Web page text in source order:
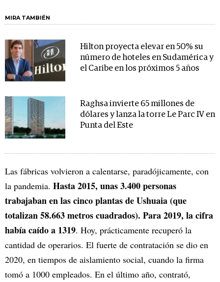
MIRA TAMBIÉN
Hilton proyecta elevar en 50% su
número de hoteles en Sudamérica y
el Caribe en los próximos 5 años
Raghsa invierte 65 millones de
dólares y lanza la torre Le Parc IV en
Punta del Este
Las fábricas volvieron a calentarse, paradójicamente, con
la pandemia. Hasta 2015, unas 3.400 personas
trabajaban en las cinco plantas de Ushuaia (que
totalizan 58.663 metros cuadrados). Para 2019, la cifra
había caído a 1319. Hoy, prácticamente recuperó la
cantidad de operarios. El fuerte de contratación se dio en
2020, en tiempos de aislamiento social, cuando la firma
tomó a 1000 empleados. En el último año, contrató,